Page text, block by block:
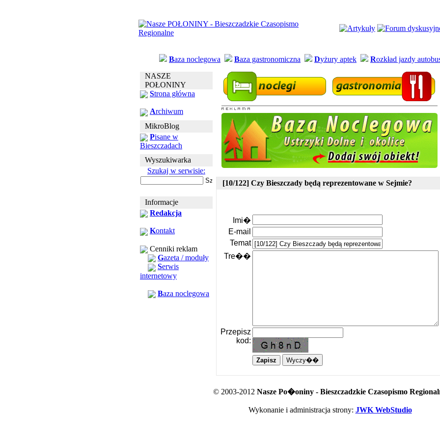
Baza noclegowa Baza gastronomiczna Dyżury aptek Rozkład jazdy
NASZE
POŁONINY
Strona główna
Archiwum
MikroBlog
Pisane w
Bieszczadach
Wyszukiwarka
Szukaj w serwisie:
Informacje
Redakcja
Kontakt
Cenniki reklam
Gazeta / moduły
Serwis
internetowy
Baza noclegowa
[10/122] Czy Bieszczady będą reprezentowane w Sejmie?
Imi�
E-mail
Temat
Tre��
Przepisz
kod:
© 2003-2012 Nasze Po�oniny - Bieszczadzkie Czasopismo
Wykonanie i administracja strony: JWK WebStudio